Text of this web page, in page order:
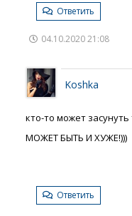
Ответить
04.10.2020 21:08
Koshka
кто-то может
МОЖЕТ БЫТЬ И ХУЖЕ!)))
Ответить